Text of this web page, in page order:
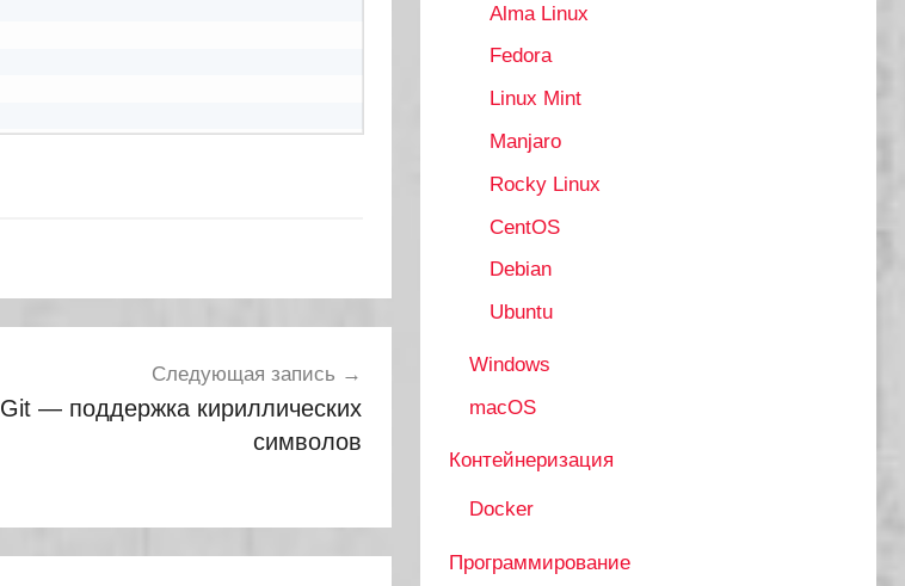
Следующая запись
Git — поддержка кириллических
символов
Alma Linux
Fedora
Linux Mint
Manjaro
Rocky Linux
CentOS
Debian
Ubuntu
Windows
macOS
Контейнеризация
Docker
Программирование